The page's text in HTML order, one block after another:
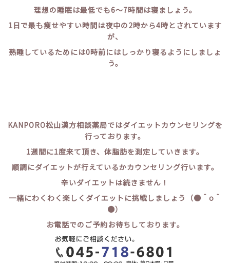
理想の睡眠は最低でも6～7時間は寝ましょう。
1日で最も痩せやすい時間は夜中の2時から4時とされています
が、
熟睡しているためには0時前にはしっかり寝るようにしましょ
う。
KANPORO松山漢方相談薬局ではダイエットカウンセリングを
行っております。
1週間に1度来て頂き、体脂肪を測定していきます。
順調にダイエットが行えているかカウンセリング行います。
辛いダイエットは続きません！
一緒にわくわく楽しくダイエットに挑戦しましょう（●＾o＾
●）
お電話でのご予約お待ちしております。